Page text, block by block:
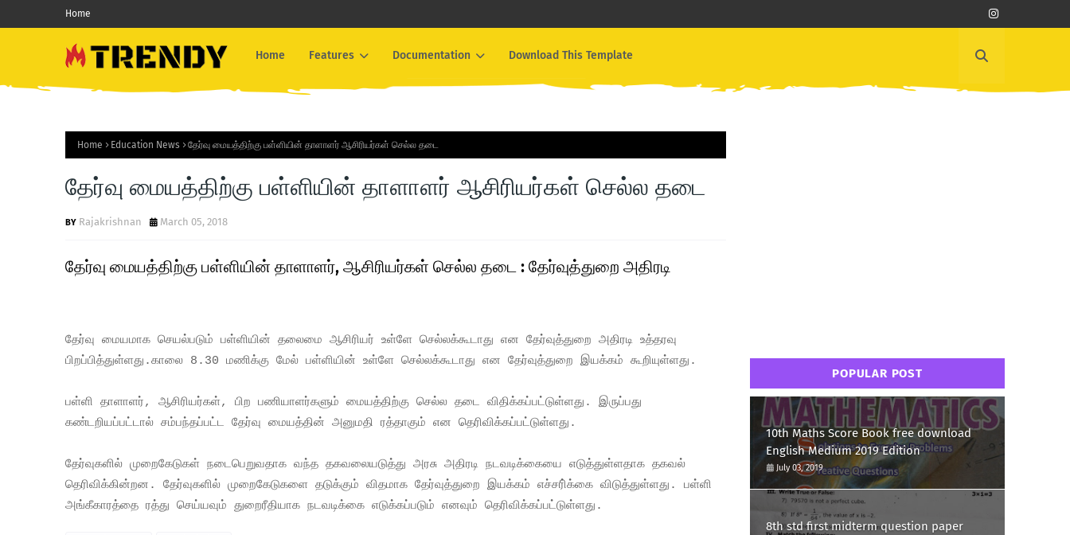
Home
Home Features Documentation Download This Template
Home Education News தேர்வு மையத்திற்கு பள்ளியின் தாளாளர் ஆசிரியர்கள் செல்ல தடை
தேர்வு மையத்திற்கு பள்ளியின் தாளாளர் ஆசிரியர்கள் செல்ல தடை
Rajakrishnan March 05, 2018
தேர்வு மையத்திற்கு பள்ளியின் தாளாளர், ஆசிரியர்கள் செல்ல தடை : தேர்வுத்துறை அதிரடி
தேர்வு மையமாக செயல்படும் பள்ளியின் தலைமை ஆசிரியர் உள்ளே செல்லக்கூடாது என தேர்வுத்துறை அதிரடி உத்தரவு
பிறப்பித்துள்ளது.காலை 8.30 மணிக்கு மேல் பள்ளியின் உள்ளே செல்லக்கூடாது என தேர்வுத்துறை இயக்கம் கூறியுள்ளது.
பள்ளி தாளாளர், ஆசிரியர்கள், பிற பணியாளர்களும் மையத்திற்கு செல்ல தடை விதிக்கப்பட்டுள்ளது. இருப்பது
கண்டறியப்பட்டால் சம்பந்தப்பட்ட தேர்வு மையத்தின் அனுமதி ரத்தாகும் என தெரிவிக்கப்பட்டுள்ளது.
தேர்வுகளில் முறைகேடுகள் நடைபெறுவதாக வந்த தகவலையடுத்து அரசு அதிரடி நடவடிக்கையை எடுத்துள்ளதாக தகவல்
தெரிவிக்கின்றன. தேர்வுகளில் முறைகேடுகளை தடுக்கும் விதமாக தேர்வுத்துறை இயக்கம் எச்சரி்க்கை விடுத்துள்ளது. பள்ளி
அங்கீகாரத்தை ரத்து செய்யவும் துறைரீதியாக நடவடிக்கை எடுக்கப்படும் எனவும் தெரிவிக்கப்பட்டுள்ளது.
POPULAR POST
10th Maths Score Book free download
English Medium 2019 Edition
July 03, 2019
8th std first midterm question paper